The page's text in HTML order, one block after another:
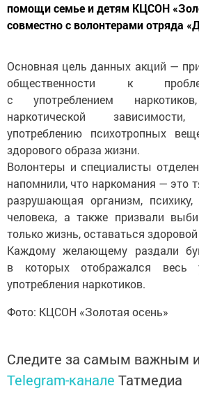
помощи семье и детям КЦСОН
совместно с волонтерами отряда
Основная цель данных акций —
общественности к
с
употреблением
наркотической зависимости,
употреблению психотропных
здорового образа жизни.
Волонтеры и специалисты
напомнили, что наркомания — это
разрушающая организм,
человека, а также призвали
только жизнь, оставаться
Каждому желающему раздали
в
которых отображался весь
употребления наркотиков.
Фото: КЦСОН «Золотая осень»
Следите за самым важным
Telegram-канале Татмедиа